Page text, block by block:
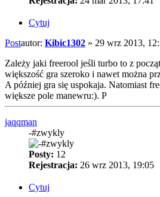
Cytuj
Postautor: Kibic1302 » 29 wrz 2013,
Zależy jaki freerool jeśli turbo to z
większość gra szeroko i nawet można
A później gra się uspokaja. Natomiast
większe pole manewru:). P
jaqqman
-#zwykly
Posty: 12
Rejestracja: 26 wrz 2013, 19:05
Cytuj